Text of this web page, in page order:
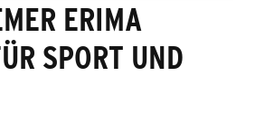
ERIMA
SPORT UND